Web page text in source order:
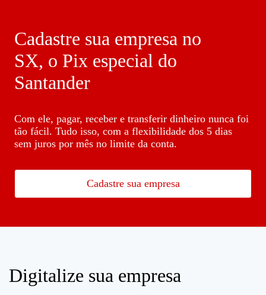
Cadastre sua empresa no
SX, o Pix especial do
Santander
Com ele, pagar, receber e transferir dinheiro nunca foi
tão fácil. Tudo isso, com a flexibilidade dos 5 dias
sem juros por mês no limite da conta.
Cadastre sua empresa
Digitalize sua empresa